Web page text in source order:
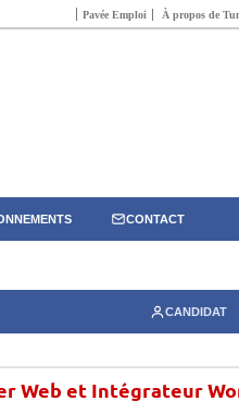
Pavée Emploi À propos de
CONTACT
CANDIDAT
Web et Intégrateur